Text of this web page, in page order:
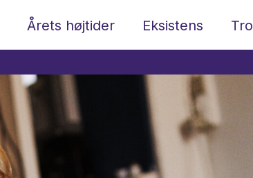
Årets højtider Eksistens Tro